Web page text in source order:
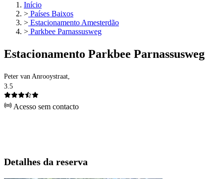
Início
> Países Baixos
> Estacionamento Amesterdão
> Parkbee Parnassusweg
Estacionamento Parkbee Parnassusweg
Peter van Anrooystraat,
3.5
Acesso sem contacto
Detalhes da reserva